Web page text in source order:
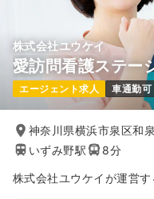
株式会社ユウケイ
愛訪問看護ステー
エージェント求人 車通勤可
神奈川県横浜市泉区和
いずみ野駅
8分
株式会社ユウケイが運営